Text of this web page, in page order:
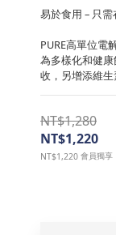
易於食用 – 只
PURE高單位電
為多樣化和健
收，另增添維生
NT$1,280
NT$1,220
NT$1,220 會員獨享